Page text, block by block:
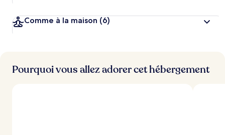
Comme à la maison (6)
Pourquoi vous allez adorer cet hébergement